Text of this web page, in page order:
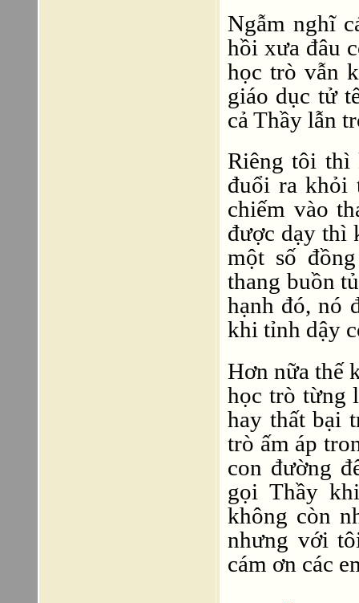
Ngẫm nghĩ
hồi xưa đâu
học trò vẫn
giáo dục tử
cả Thầy lẫn
Riêng tôi thì
đuổi ra khỏi
chiếm vào
được dạy thì
một số
thang buồn
hạnh đó, nó
khi tỉnh dậy
Hơn nữa thế
học trò từng
hay thất bại
trò ấm áp
con đường
gọi Thầy
không còn
nhưng với
cám ơn các